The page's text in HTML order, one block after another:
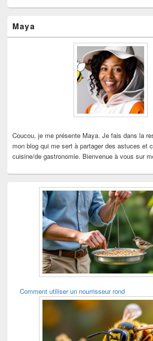
principale
de
Maya
Coucou, je me présente Maya. Je fais dans la
mon blog qui me sert à partager des astuces et
cuisine/de gastronomie. Bienvenue à vous sur
Comment utiliser un nourrisseur rond